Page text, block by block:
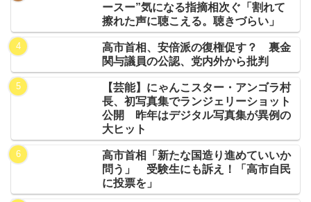
ースー”気になる指摘相次ぐ「割れて
擦れた声に聴こえる。聴きづらい」
高市首相、安倍派の復権促す？ 裏金
関与議員の公認、党内外から批判
【芸能】にゃんこスター・アンゴラ村
長、初写真集でランジェリーショット
公開 昨年はデジタル写真集が異例の
大ヒット
高市首相「新たな国造り進めていいか
問う」 受験生にも訴え！「高市自民
に投票を」